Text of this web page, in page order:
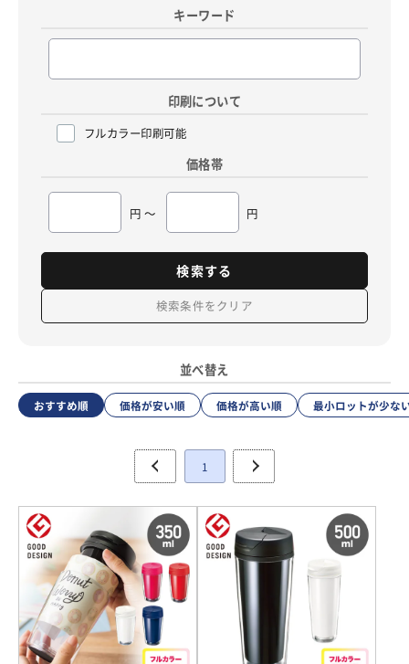
キーワード
印刷について
フルカラー印刷可能
価格帯
円 ～ 円
検索条件をクリア
検索する
並べ替え
おすすめ順 価格が安い順 価格が高い順 最小ロットが少な
1